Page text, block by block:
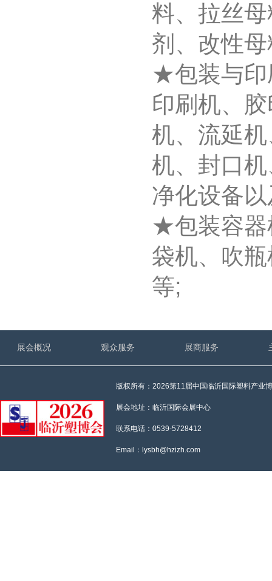
料、拉丝
剂、改性
★包装与印
印刷机、
机、流延
机、封口
净化设备
★包装容器
袋机、吹
等;
材料、生
包装、注
医药、服
展会概况 观众服务 展商服务
版权所有：2026第11届中国临沂国际塑料产业
展会地址：临沂国际会展中心
联系电话：0539-5728412
Email：lysbh@hzizh.com